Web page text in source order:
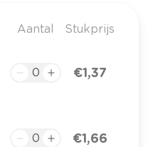
Aantal Stukprijs
€ 1,37
€ 1,66